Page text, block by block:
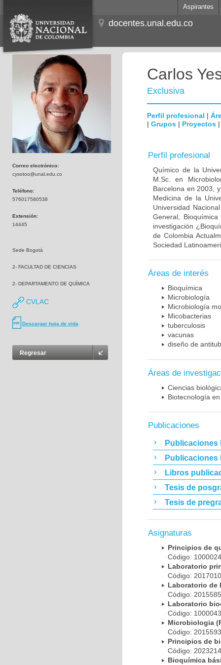
Aspirantes
docentes.unal.edu.co
Correo electrónico:
cysotoo@unal.edu.co
Teléfono:
576017580538
Extensión:
14445
Sede Bogotá
2- FACULTAD DE CIENCIAS
2- DEPARTAMENTO DE QUÍMICA
CVLAC
Descargar hoja de vida
Regresar
Carlos
Exclusiva
Perfil profesional |
| Grupos | Proyectos
Perfil profesional
Químico de la
M.Sc. en
Barcelona en 2003,
Medicina de la
Universidad
General,
investigación
de Colombia
Sociedad
Áreas de interés
Bioquímica
Microbiología
Microbiología
Micobacterias
tuberculosis
vacunas
diseño de
Áreas de
Ciencias
Biotecnología
Publicaciones
Publicaciones
Publicaciones
Libros
Tesis de
Tesis de
Asignaturas
Principios de
Código:
Laboratorio
Código:
Laboratorio de
Código:
Laboratorio
Código:
Microbiologia
Código:
Principios de
Código:
Bioquímica